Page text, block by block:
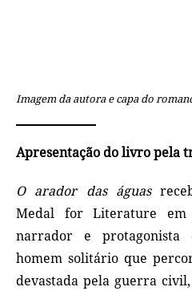
Imagem da autora e capa do
Apresentação do livro pela
O arador das águas
Medal for Literature
narrador e protagonista
homem solitário que
devastada pela guerra